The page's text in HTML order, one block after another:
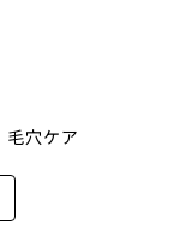
毛穴ケア